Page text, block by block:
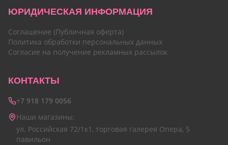
ЮРИДИЧЕСКАЯ ИНФОРМАЦИЯ
Соглашение (Публичная оферта)
Политика обработки персональных данных
Согласие на получение рекламных рассылок
КОНТАКТЫ
+7 918 179 0056
Наши магазины:
ул. Российская 72/1к1, торговая галерея Опера, 5
павильон